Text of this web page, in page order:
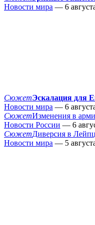
Новости мира — 6
СюжетЭскалация для
Новости мира — 6
СюжетИзменения в
Новости России — 6
СюжетДиверсия в
Новости мира — 5